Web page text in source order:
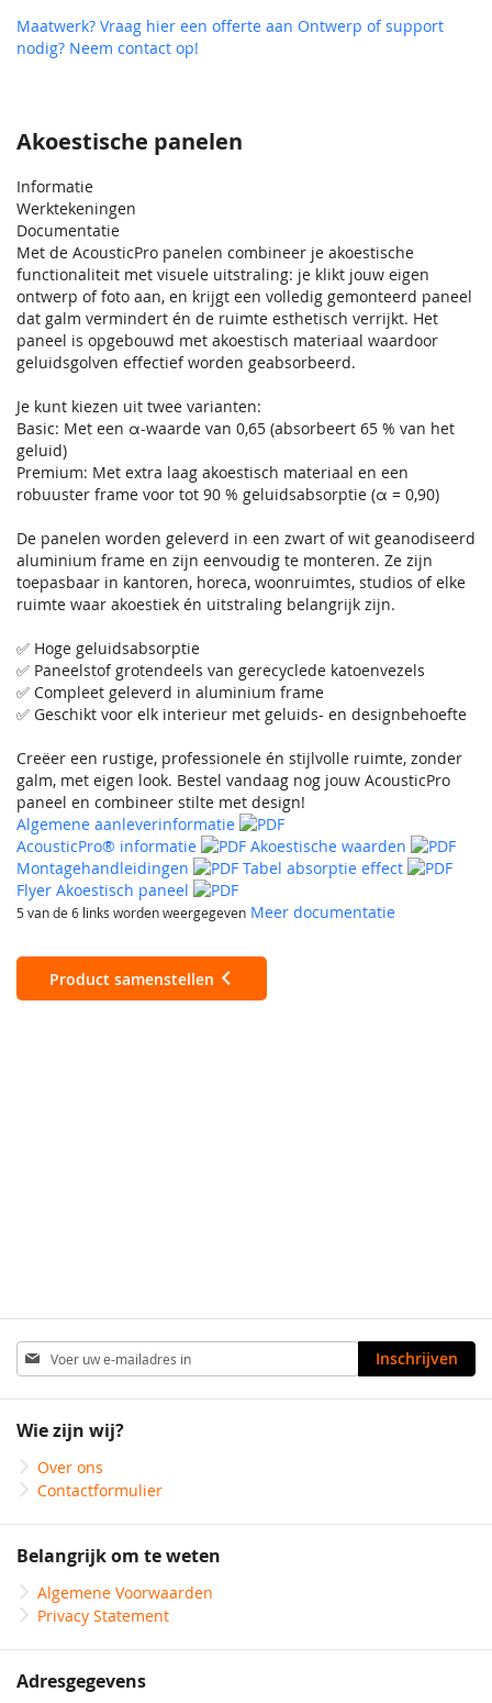
Akoestische panelen
Informatie
Werktekeningen
Documentatie
Met de AcousticPro panelen combineer je akoestische
functionaliteit met visuele uitstraling: je klikt jouw eigen
ontwerp of foto aan, en krijgt een volledig gemonteerd paneel
dat galm vermindert én de ruimte esthetisch verrijkt. Het
paneel is opgebouwd met akoestisch materiaal waardoor
geluidsgolven effectief worden geabsorbeerd.
Je kunt kiezen uit twee varianten:
Basic: Met een α-waarde van 0,65 (absorbeert 65 % van het
geluid)
Premium: Met extra laag akoestisch materiaal en een
robuuster frame voor tot 90 % geluidsabsorptie (α = 0,90)
De panelen worden geleverd in een zwart of wit geanodiseerd
aluminium frame en zijn eenvoudig te monteren. Ze zijn
toepasbaar in kantoren, horeca, woonruimtes, studios of elke
ruimte waar akoestiek én uitstraling belangrijk zijn.
✅ Hoge geluidsabsorptie
✅ Paneelstof grotendeels van gerecyclede katoenvezels
✅ Compleet geleverd in aluminium frame
✅ Geschikt voor elk interieur met geluids- en designbehoefte
Creëer een rustige, professionele én stijlvolle ruimte, zonder
galm, met eigen look. Bestel vandaag nog jouw AcousticPro
paneel en combineer stilte met design!
Algemene aanleverinformatie
AcousticPro® informatie
Akoestische waarden
Montagehandleidingen
Tabel absorptie effect
Flyer Akoestisch paneel
5 van de 6 links worden weergegeven Meer documentatie
Product samenstellen
Maatwerk? Vraag hier een offerte aan Ontwerp of support
nodig? Neem contact op!
Abonneer
u
op
nieuwsbrief
Inschrijven
Wie zijn wij?
Over ons
Contactformulier
Belangrijk om te weten
Algemene Voorwaarden
Privacy Statement
Adresgegevens